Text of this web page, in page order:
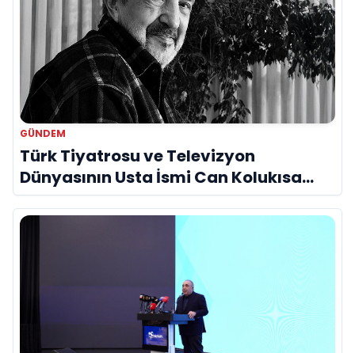
GÜNDEM
Türk Tiyatrosu ve Televizyon
Dünyasının Usta İsmi Can Kolukısa
Hayatını Kaybetti